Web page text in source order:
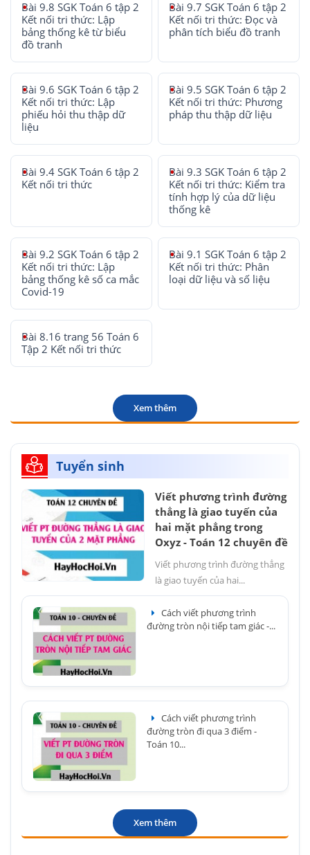
Bài 9.8 SGK Toán 6 tập 2
Kết nối tri thức: Lập
bảng thống kê từ biểu
đồ tranh
Bài 9.7 SGK Toán 6 tập 2
Kết nối tri thức: Đọc và
phân tích biểu đồ tranh
Bài 9.6 SGK Toán 6 tập 2
Kết nối tri thức: Lập
phiếu hỏi thu thập dữ
liệu
Bài 9.5 SGK Toán 6 tập 2
Kết nối tri thức: Phương
pháp thu thập dữ liệu
Bài 9.4 SGK Toán 6 tập 2
Kết nối tri thức
Bài 9.3 SGK Toán 6 tập 2
Kết nối tri thức: Kiểm tra
tính hợp lý của dữ liệu
thống kê
Bài 9.2 SGK Toán 6 tập 2
Kết nối tri thức: Lập
bảng thống kê số ca mắc
Covid-19
Bài 9.1 SGK Toán 6 tập 2
Kết nối tri thức: Phân
loại dữ liệu và số liệu
Bài 8.16 trang 56 Toán 6
Tập 2 Kết nối tri thức
Xem thêm
Tuyển sinh
Viết phương trình đường
thẳng là giao tuyến của
hai mặt phẳng trong
Oxyz - Toán 12 chuyên đề
Viết phương trình đường thẳng
là giao tuyến của hai...
Cách viết phương trình
đường tròn nội tiếp tam giác -...
Cách viết phương trình
đường tròn đi qua 3 điểm -
Toán 10...
Xem thêm